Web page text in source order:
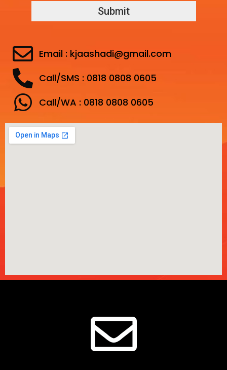
Submit
Email : kjaashadi@gmail.com
Call/SMS : 0818 0808 0605
Call/WA : 0818 0808 0605